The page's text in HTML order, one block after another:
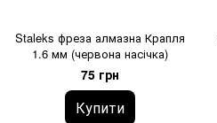
Staleks фреза алмазна Крапля
1.6 мм (червона насічка)
75 грн
Купити